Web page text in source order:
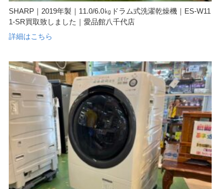
SHARP｜2019年製｜11.0/6.0㎏ドラム式洗濯乾燥機｜ES-W11
1-SR買取致しました｜愛品館八千代店
詳細はこちら